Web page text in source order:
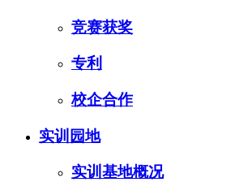
竞赛获奖
专利
校企合作
实训园地
实训基地概况